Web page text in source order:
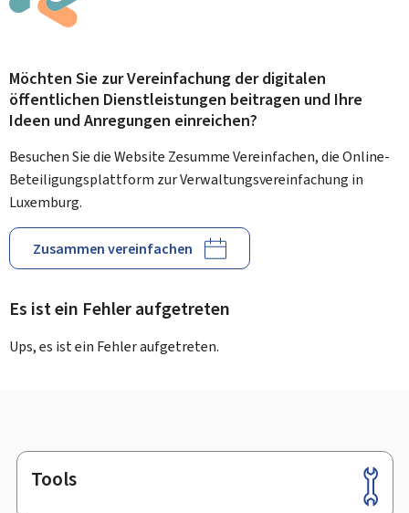
Möchten Sie zur Vereinfachung der digitalen
öffentlichen Dienstleistungen beitragen und Ihre
Ideen und Anregungen einreichen?
Besuchen Sie die Website Zesumme Vereinfachen, die Online-
Beteiligungsplattform zur Verwaltungsvereinfachung in
Luxemburg.
Zusammen vereinfachen
Es ist ein Fehler aufgetreten
Ups, es ist ein Fehler aufgetreten.
Footer
Tools